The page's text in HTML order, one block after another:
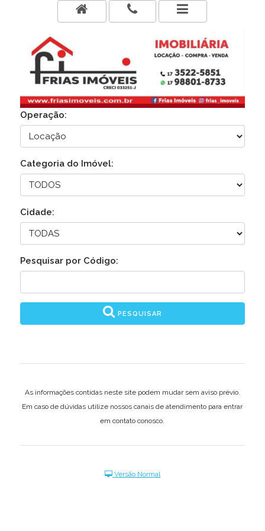
Operação:
Categoria do Imóvel:
Cidade:
Pesquisar por Código:
PESQUISAR
As informações contidas neste site podem mudar sem aviso prévio.
Em caso de dúvidas utilize nossos canais de atendimento para entrar
em contato conosco.
Versão Normal